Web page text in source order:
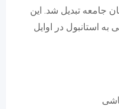
جامعه تبدیل شد. این
به استانبول در اوایل